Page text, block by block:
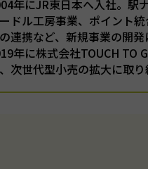
年にJR東日本へ入社。駅
ドル工房事業、ポイント
連携など、新規事業の開発
年に株式会社TOUCH TO
次世代型小売の拡大に取り